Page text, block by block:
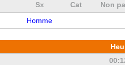
Sx Cat
Non
Homme